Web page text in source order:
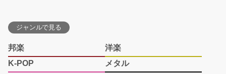
ジャンルで見る
邦楽
洋楽
K-POP
メタル